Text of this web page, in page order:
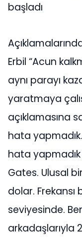
başladı
Erbil “Acun
aynı parayı
yaratmaya
açıklamasına
hata
hata yapmadık
Gates. Ulusal
dolar. Frekansı
seviyesinde.
arkadaşlarıyla